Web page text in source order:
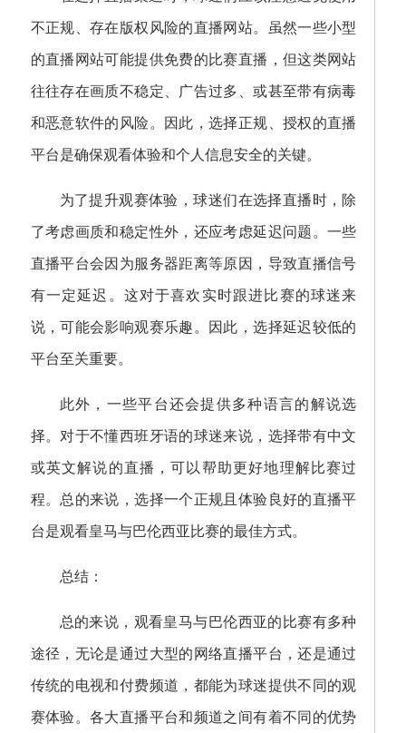
不正规、存在版权风险的直播网站。虽然一些小型
的直播网站可能提供免费的比赛直播，但这类网站
往往存在画质不稳定、广告过多、或甚至带有病毒
和恶意软件的风险。因此，选择正规、授权的直播
平台是确保观看体验和个人信息安全的关键。
为了提升观赛体验，球迷们在选择直播时，除
了考虑画质和稳定性外，还应考虑延迟问题。一些
直播平台会因为服务器距离等原因，导致直播信号
有一定延迟。这对于喜欢实时跟进比赛的球迷来
说，可能会影响观赛乐趣。因此，选择延迟较低的
平台至关重要。
此外，一些平台还会提供多种语言的解说选
择。对于不懂西班牙语的球迷来说，选择带有中文
或英文解说的直播，可以帮助更好地理解比赛过
程。总的来说，选择一个正规且体验良好的直播平
台是观看皇马与巴伦西亚比赛的最佳方式。
总结：
总的来说，观看皇马与巴伦西亚的比赛有多种
途径，无论是通过大型的网络直播平台，还是通过
传统的电视和付费频道，都能为球迷提供不同的观
赛体验。各大直播平台和频道之间有着不同的优势